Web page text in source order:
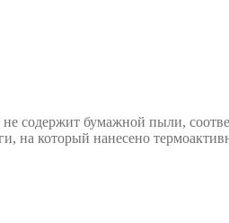
содержит бумажной пыли,
на который нанесено